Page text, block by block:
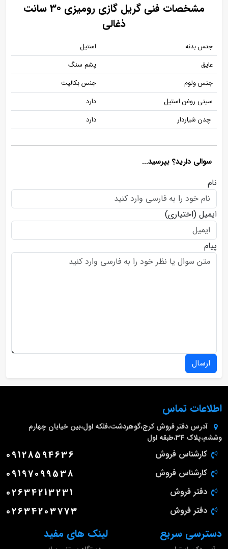
مشخصات فنی گریل گازی رومیزی 30 سانت
ذغالی
جنس بدنه
استیل
عایق
پشم سنگ
جنس ولوم
جنس بکالیت
سینی روغن استیل
دارد
چدن شیاردار
دارد
سوالی دارید؟ بپرسید...
نام
ایمیل (اختیاری)
پیام
ارسال
لینک های مفید دسترسی سریع
اطلاعات تماس
آدرس دفتر فروش کرج،گوهردشت،فلکه اول،بین خیابان چهارم
وششم،پلاک 34،طبقه اول
کارشناس فروش 09128594636
کارشناس فروش 09197099538
دفتر فروش 02634213231
دفتر فروش 02634203773